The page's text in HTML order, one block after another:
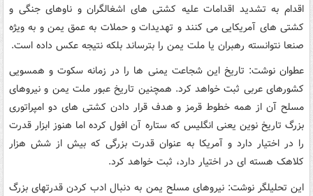
اقدام به تشدید اقدامات علیه کشتی های اشغالگران و ناوهای جنگی و
کشتی های آمریکایی می کنند و تهدیدات و حملات به عمق یمن و به ویژه
صنعا نتوانسته رهبران یا ملت یمن را بترساند بلکه نتیجه عکس داده است.
عطوان نوشت: تاریخ این شجاعت یمنی ها را در زمانه سکوت و همسویی
کشورهای عربی ثبت خواهد کرد. همچنین تاریخ عبور ملت یمن و نیروهای
مسلح آن از همه خطوط قرمز و هدف قرار دادن کشتی های دو امپراتوری
بزرگ تاریخ نوین یعنی انگلیس که ستاره آن افول کرده اما هنوز ابزار قدرت
را در اختیار دارد و آمریکا به عنوان قدرت بزرگی که بیش از شش هزار
کلاهک هسته ای در اختیار دارد، ثبت خواهد کرد.
این تحلیلگر نوشت: نیروهای مسلح یمن به دنبال ادب کردن قدرتهای بزرگ